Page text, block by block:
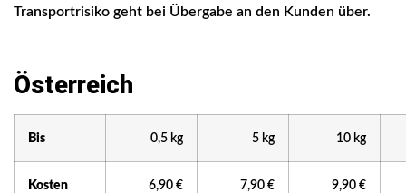
Transportrisiko geht bei Übergabe an den Kunden über.
Österreich
Bis 0,5 kg 5 kg 10 kg
Kosten 6,90 € 7,90 € 9,90 €